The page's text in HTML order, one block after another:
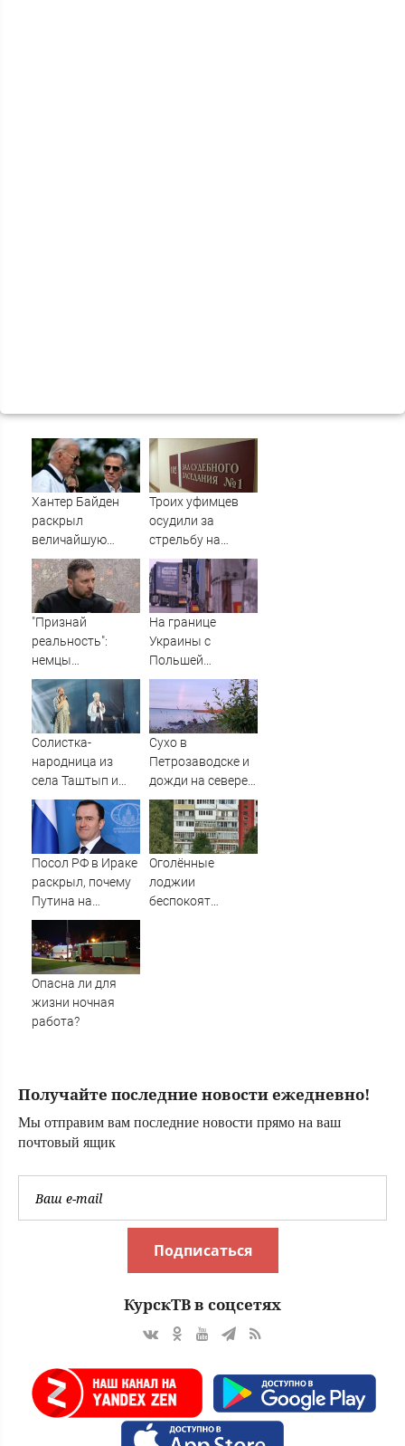
Хантер Байден
раскрыл
величайшую
ошибку своего
отца: бездействие
против Трампа
Троих уфимцев
осудили за
стрельбу на
кладбище в
Башкирии
"Признай
реальность":
немцы
обратились к
Зеленскому после
удара ВС РФ
На границе
Украины с
Польшей
возникли
огромные
очереди из
грузовиков -
Новости на
Солистка-
народница из
села Таштып и
SHAMAN спели на
одной сцене
Сухо в
Петрозаводске и
дожди на севере:
какую погоду
обещают 9
августа
Посол РФ в Ираке
раскрыл, почему
Путина на
Ближнем Востоке
называют "Абу
Али" - Новости на
Вести.ru
Оголённые
лоджии
беспокоят
Опасна ли для
жизни ночная
работа?
Получайте последние новости ежедневно!
Мы отправим вам последние новости прямо на ваш
почтовый ящик
Подписаться
КурскТВ в соцсетях